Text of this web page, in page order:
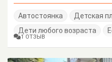
Автостоянка
Детская
Дети любого возраста
1 ОТЗЫВ